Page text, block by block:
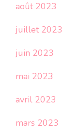
août 2023
juillet 2023
juin 2023
mai 2023
avril 2023
mars 2023